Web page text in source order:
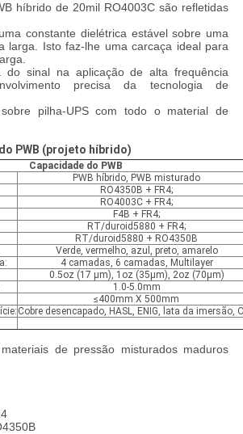
híbrido de 20mil RO4003C são refletidas
constante dielétrica estável sobre uma
larga. Isto faz-lhe uma carcaça ideal para
do sinal na aplicação de alta frequência
precisa da tecnologia de
pilha-UPS com todo o material de
PWB (projeto híbrido)
Capacidade do PWB
PWB híbrido, PWB misturado
RO4350B + FR4;
RO4003C + FR4;
F4B + FR4;
RT/duroid5880 + FR4;
RT/duroid5880 + RO4350B
Verde, vermelho, azul, preto, amarelo
4 camadas, 6 camadas, Multilayer
0.5oz (17 µm), 1oz (35µm), 2oz (70µm)
1.0-5.0mm
≤400mm X 500mm
Cobre desencapado, HASL, ENIG, lata da imersão,
de pressão misturados maduros